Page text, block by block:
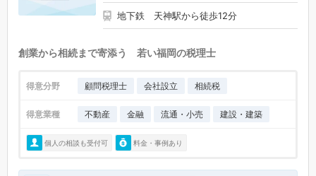
地下鉄 天神駅から徒歩12分
創業から相続まで寄添う 若い福岡の税理士
得意分野 顧問税理士 会社設立 相続税
得意業種 不動産 金融 流通・小売 建設・建築
個人の相談も受付可 料金・事例あり